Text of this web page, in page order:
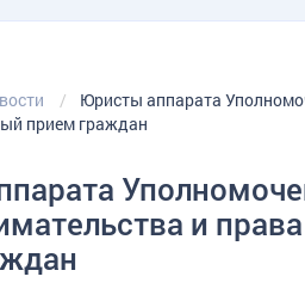
Юристы аппарата
прием граждан
и